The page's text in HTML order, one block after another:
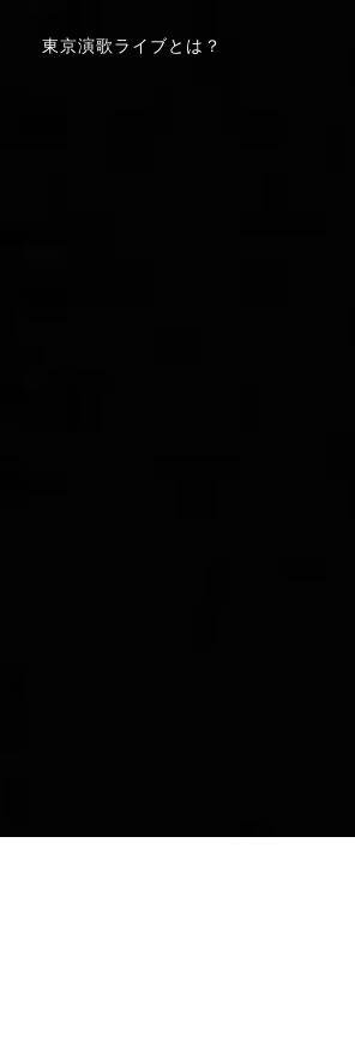
東京演歌ライブとは？